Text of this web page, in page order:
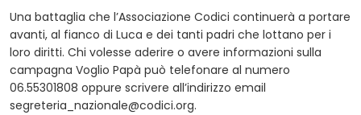
Una battaglia che l’Associazione Codici continuerà a portare
avanti, al fianco di Luca e dei tanti padri che lottano per i
loro diritti. Chi volesse aderire o avere informazioni sulla
campagna Voglio Papà può telefonare al numero
06.55301808 oppure scrivere all’indirizzo email
segreteria_nazionale@codici.org.